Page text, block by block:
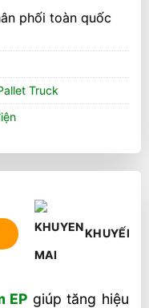
phối toàn quốc
Truck
KHUYẾN
EP giúp tăng hiệu